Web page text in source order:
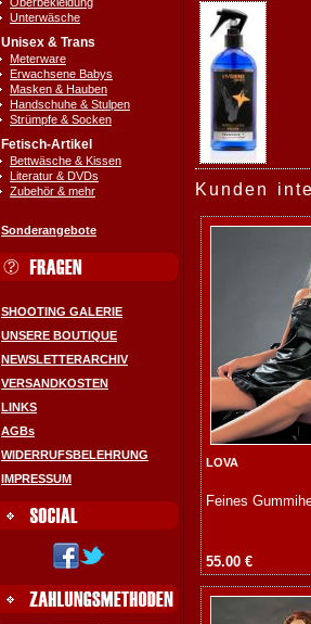
Unterwäsche
Unisex & Trans
Meterware
Erwachsene Babys
Masken & Hauben
Handschuhe & Stulpen
Strümpfe & Socken
Fetisch-Artikel
Bettwäsche & Kissen
Literatur & DVDs
Zubehör & mehr
Sonderangebote
SHOOTING GALERIE
UNSERE BOUTIQUE
NEWSLETTERARCHIV
VERSANDKOSTEN
LINKS
AGBs
WIDERRUFSBELEHRUNG
IMPRESSUM
Kunden
LOVA
Feines
55.00 €